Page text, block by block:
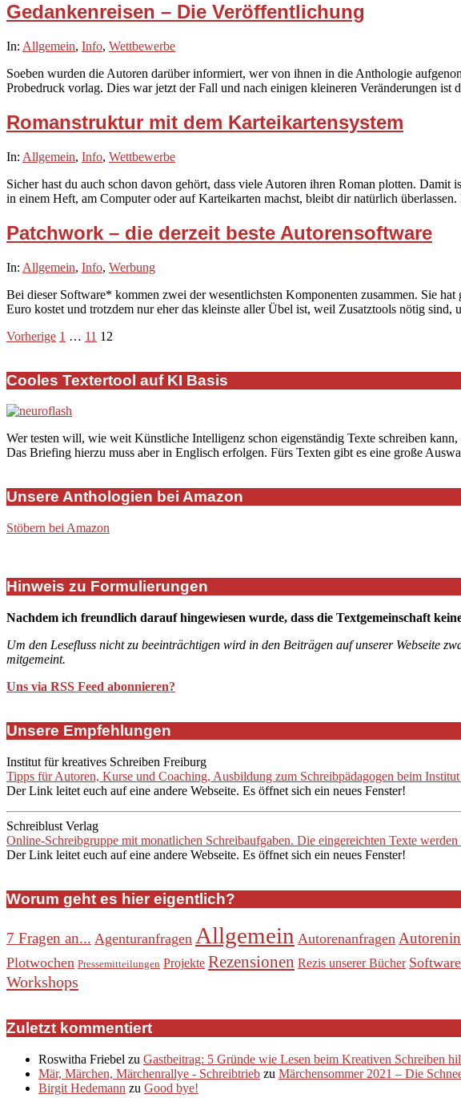
Gedankenreisen – Die Veröffentlichung
2020-
28
In: Allgemein, Info, Wettbewerbe
Soeben wurden die Autoren darüber informiert, wer von ihnen in die Anthologie
Probedruck vorlag. Dies war jetzt der Fall und nach einigen kleineren Veränderungen ist
Romanstruktur mit dem Karteikartensystem
2020-
20
In: Allgemein, Info, Wettbewerbe
Sicher hast du auch schon davon gehört, dass viele Autoren ihren Roman plotten.
in einem Heft, am Computer oder auf Karteikarten machst, bleibt dir natürlich
Patchwork – die derzeit beste Autorensoftware
2020-
13
In: Allgemein, Info, Werbung
Bei dieser Software* kommen zwei der wesentlichsten Komponenten zusammen. Sie
Euro kostet und trotzdem nur eher das kleinste aller Übel ist, weil Zusatztools nötig sind,
Seitennummerierung
Beiträge
Vorherige 1 … 11 12
Cooles Textertool auf KI Basis
Wer testen will, wie weit Künstliche Intelligenz schon eigenständig Texte schreiben
Das Briefing hierzu muss aber in Englisch erfolgen. Fürs Texten gibt es eine große
Unsere Anthologien bei Amazon
Stöbern bei Amazon
Hinweis zu Formulierungen
Nachdem ich freundlich darauf hingewiesen wurde, dass die Textgemeinschaft
Um den Lesefluss nicht zu beeinträchtigen wird in den Beiträgen auf unserer Webseite
mitgemeint.
Uns via RSS Feed abonnieren?
Unsere Empfehlungen
Institut für kreatives Schreiben Freiburg
Tipps für Autoren, Kurse und Coaching, Ausbildung zum Schreibpädagogen beim
Der Link leitet euch auf eine andere Webseite. Es öffnet sich ein neues Fenster!
Schreiblust Verlag
Online-Schreibgruppe mit monatlichen Schreibaufgaben. Die eingereichten Texte
Der Link leitet euch auf eine andere Webseite. Es öffnet sich ein neues Fenster!
Worum geht es hier eigentlich?
7 Fragen an... Agenturanfragen Allgemein Autorenanfragen
Plotwochen Pressemitteilungen Projekte Rezensionen Rezis unserer Bücher Software
Workshops
Zuletzt kommentiert
Roswitha Friebel zu Gastbeitrag: 5 Gründe wie Lesen beim Kreativen Schreiben
Mär, Märchen, Märchenrallye - Schreibtrieb zu Märchensommer 2021 – Die
Birgit Hedemann zu Good bye!